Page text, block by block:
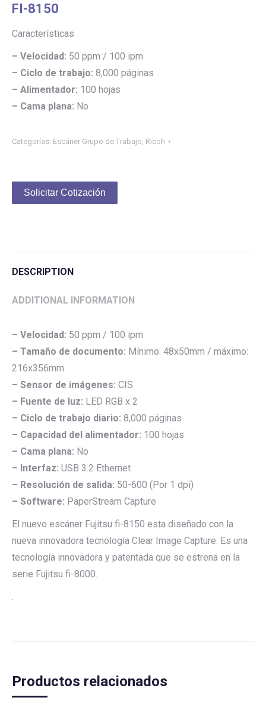
FI-8150
Características
– Velocidad: 50 ppm / 100 ipm
– Ciclo de trabajo: 8,000 páginas
– Alimentador: 100 hojas
– Cama plana: No
Categorías: Escáner Grupo de Trabajo, Ricoh
Solicitar Cotización
DESCRIPTION
ADDITIONAL INFORMATION
– Velocidad: 50 ppm / 100 ipm
– Tamaño de documento: Mínimo: 48x50mm / máximo:
216x356mm
– Sensor de imágenes: CIS
– Fuente de luz: LED RGB x 2
– Ciclo de trabajo diario: 8,000 páginas
– Capacidad del alimentador: 100 hojas
– Cama plana: No
– Interfaz: USB 3.2 Ethernet
– Resolución de salida: 50-600 (Por 1 dpi)
– Software: PaperStream Capture
El nuevo escáner Fujitsu fi-8150 esta diseñado con la
nueva innovadora tecnología Clear Image Capture. Es una
tecnología innovadora y patentada que se estrena en la
serie Fujitsu fi-8000.
.
Productos relacionados